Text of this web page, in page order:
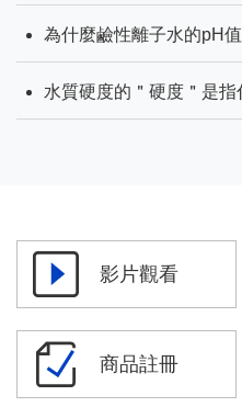
為什麼鹼性離子水的pH
水質硬度的＂硬度＂是指
影片觀看
商品註冊